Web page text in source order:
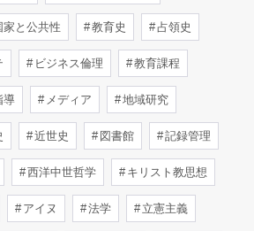
と公共性 教育史 占領史
ビジネス倫理 教育課程
導 メディア 地域研究
近世史 図書館 記録管理
西洋中世哲学 キリスト教思想
アイヌ 法学 立憲主義